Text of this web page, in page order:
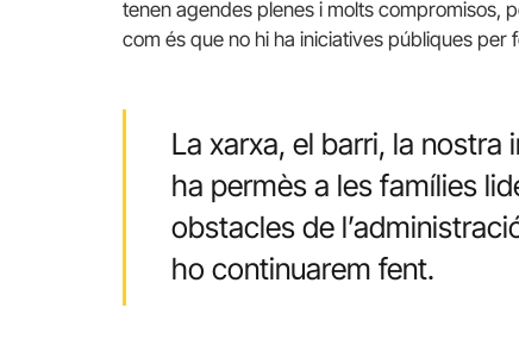
tenen agendes plenes i molts compromisos,
com és que no hi ha iniciatives públiques per
La xarxa, el barri, la nostra
ha permès a les famílies
obstacles de
ho continuarem fent.